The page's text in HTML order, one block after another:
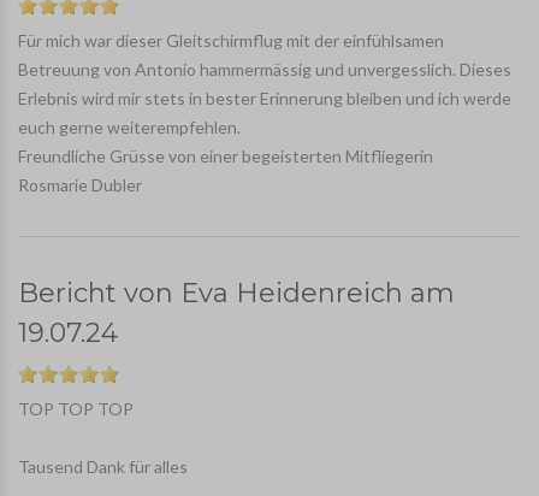
Für mich war dieser Gleitschirmflug mit der einfühlsamen
Betreuung von Antonio hammermässig und unvergesslich. Dieses
Erlebnis wird mir stets in bester Erinnerung bleiben und ich werde
euch gerne weiterempfehlen.
Freundliche Grüsse von einer begeisterten Mitfliegerin
Rosmarie Dubler
Bericht von Eva Heidenreich am
19.07.24
TOP TOP TOP
Tausend Dank für alles